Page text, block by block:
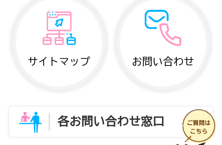
サイトマップ お問い合わせ
各お問い合わせ窓口